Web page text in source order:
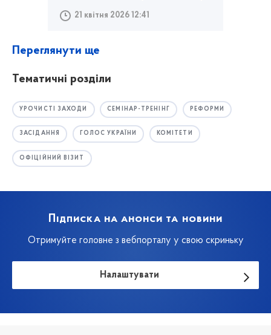
21 квітня 2026 12:41
Переглянути ще
Тематичні розділи
УРОЧИСТІ ЗАХОДИ СЕМІНАР-ТРЕНІНГ РЕФОРМИ
ЗАСІДАННЯ ГОЛОС УКРАЇНИ КОМІТЕТИ
ОФІЦІЙНИЙ ВІЗИТ
Підписка на анонси та новини
Отримуйте головне з вебпорталу у свою скриньку
Налаштувати